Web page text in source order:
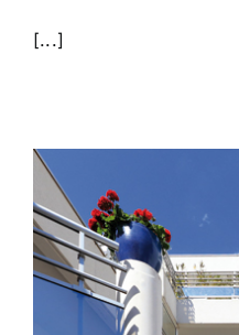
[...]